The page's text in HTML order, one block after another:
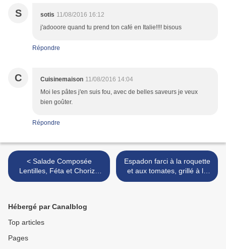
S sotis 11/08/2016 16:12
j'adooore quand tu prend ton café en Italie!!!! bisous
Répondre
C Cuisinemaison 11/08/2016 14:04
Moi les pâtes j'en suis fou, avec de belles saveurs je veux
bien goûter.
Répondre
< Salade Composée
Lentilles, Féta et Chorizo
..........mais pas que !
Espadon farci à la roquette
et aux tomates, grillé à la
plancha >
Hébergé par Canalblog
Top articles
Pages